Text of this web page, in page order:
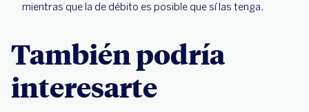
mientras que la de débito es posible que sí las tenga.
También podría
interesarte